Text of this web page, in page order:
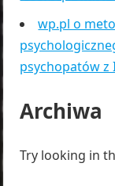
wp.pl o
psychopatów z
Archiwa
Try looking in